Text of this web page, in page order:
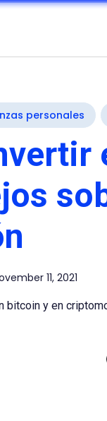
personales
11, 2021
bitcoin y en